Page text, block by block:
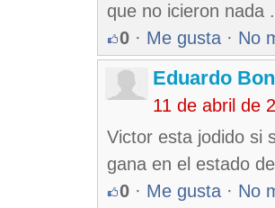
que no icieron nada
0 · Me gusta · No
Eduardo
11 de abril de
Victor esta jodido si
gana en el estado
0 · Me gusta · No